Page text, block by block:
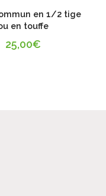
en 1/2 tige
en touffe
25,00€